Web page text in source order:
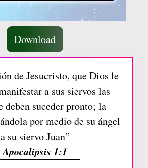
Download
de Jesucristo, que Dios le
a sus siervos las
deben suceder pronto; la
por medio de su ángel
a su siervo Juan”
Apocalipsis 1:1